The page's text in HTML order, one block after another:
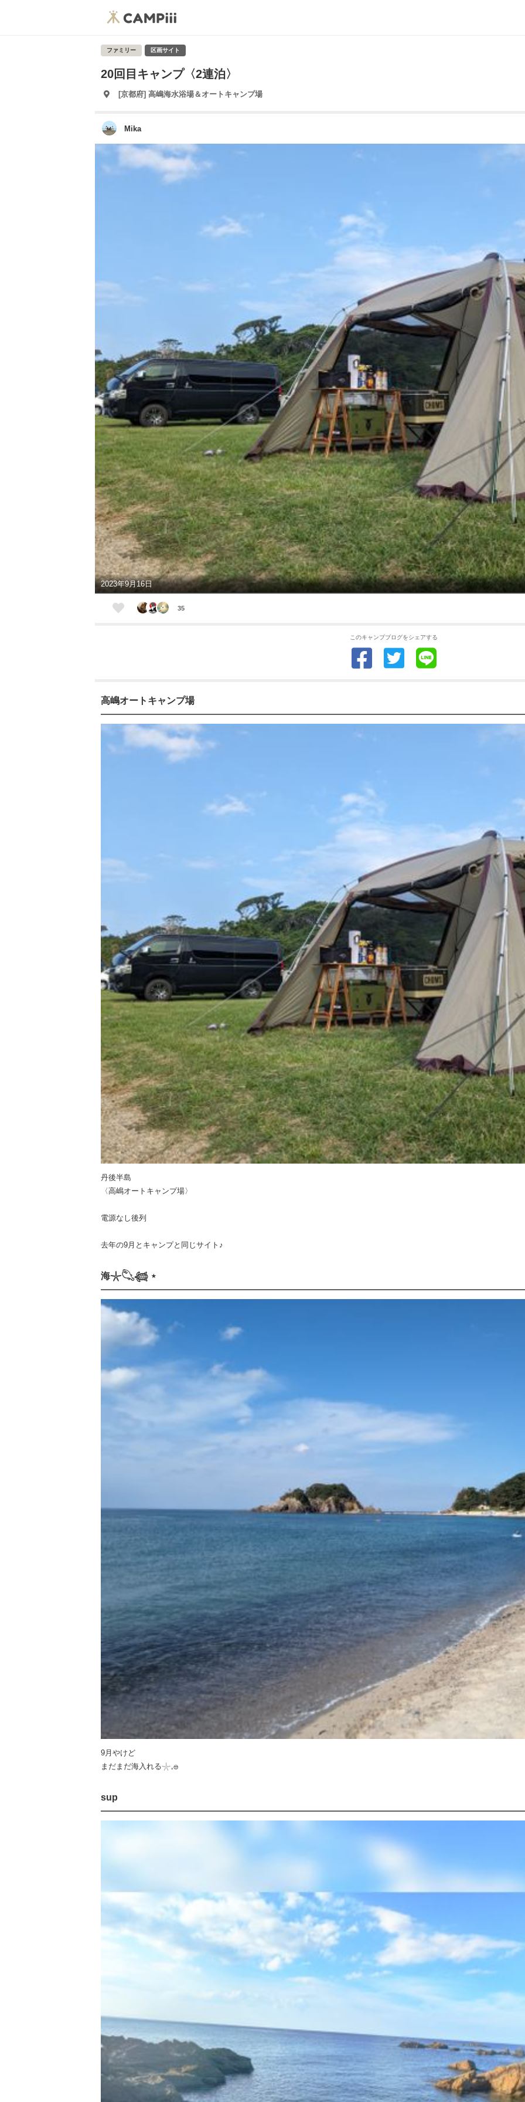
ファミリー 区画サイト
20回目キャンプ〈2連泊〉
[京都府] 高嶋海水浴場＆オートキャンプ場
Mika
2023年9月16日
35
このキャンプブログをシェアする
高嶋オートキャンプ場
丹後半島
〈高嶋オートキャンプ場〉
電源なし後列
去年の9月とキャンプと同じサイト♪
海𓇼𓆡𓆉 ⋆
9月やけど
まだまだ海入れる𓇼𓈒𓐍
sup